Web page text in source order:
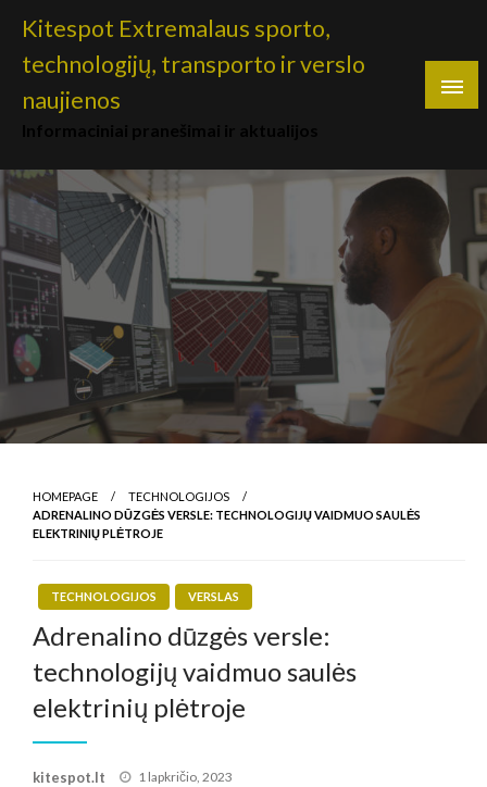
content
Kitespot Extremalaus sporto,
technologijų, transporto ir verslo
naujienos
HOMEPAGE
TECHNOLOGIJOS
ADRENALINO DŪZGĖS VERSLE: TECHNOLOGIJŲ VAIDMUO SAULĖS
ELEKTRINIŲ PLĖTROJE
TECHNOLOGIJOS VERSLAS
Adrenalino dūzgės versle:
technologijų vaidmuo saulės
elektrinių plėtroje
kitespot.lt
Posted
1 lapkričio, 2023